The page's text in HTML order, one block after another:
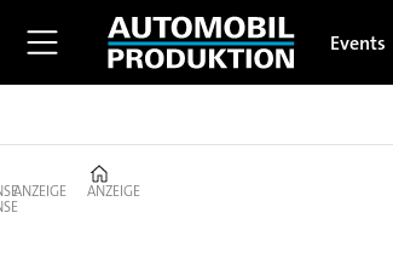
Events
ANZEIGE ANZEIGE